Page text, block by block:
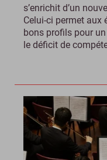
s’enrichit d’un
Celui-ci permet aux
bons profils pour
le déficit de